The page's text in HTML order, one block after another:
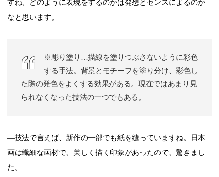
すね、どのように表現をするのかは発想とセンスによるのか
なと思います。
※彫り塗り…描線を塗りつぶさないように彩色
する手法。背景とモチーフを塗り分け、彩色し
た際の発色をよくする効果がある。現在ではあまり見
られなくなった技法の一つでもある。
―技法で言えば、新作の一部でも紙を縫っていますね。日本
画は繊細な画材で、美しく描く印象があったので、驚きまし
た。